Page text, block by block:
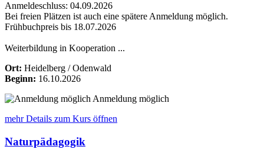
Anmeldeschluss: 04.09.2026
Bei freien Plätzen ist auch eine spätere Anmeldung möglich.
Frühbuchpreis bis 18.07.2026
Weiterbildung in Kooperation ...
Ort: Heidelberg / Odenwald
Beginn: 16.10.2026
Anmeldung möglich
mehr Details zum Kurs öffnen
Naturpädagogik